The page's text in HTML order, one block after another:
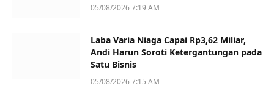
05/08/2026 7:19 AM
Laba Varia Niaga Capai Rp3,62 Miliar,
Andi Harun Soroti Ketergantungan pada
Satu Bisnis
05/08/2026 7:15 AM